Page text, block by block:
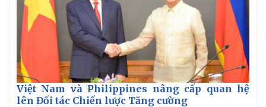
Thể thao
Bóng đá
Lịch thi đấu bóng đá
Thế giới thể thao
eSports
Hậu trường
Ô tô - Xe máy
Ô tô
Xe máy
Tư vấn
Việt Nam và Philippines nâng cấp quan hệ
lên Đối tác Chiến lược Tăng cường